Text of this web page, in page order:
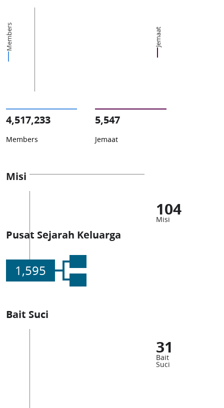
Members Jemaat
4,517,233
Members
5,547
Jemaat
Misi
104
Misi
Pusat Sejarah Keluarga
1,595
Bait Suci
31
Bait
Suci